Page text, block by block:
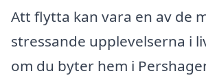
Att flytta kan vara en av de
stressande upplevelserna i
om du byter hem i